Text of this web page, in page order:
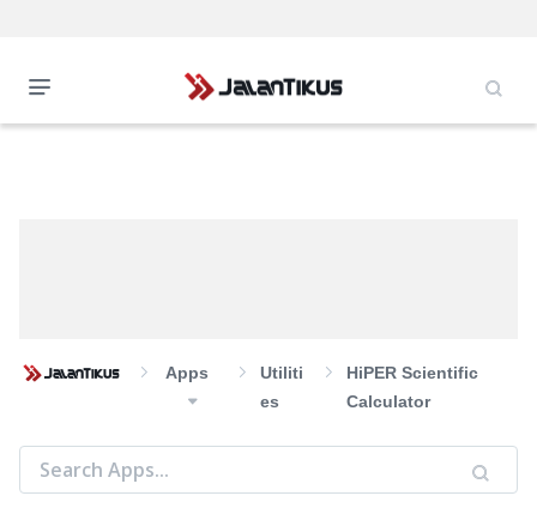
Apps
Utiliti
Es
HiPER Scientific
Calculator